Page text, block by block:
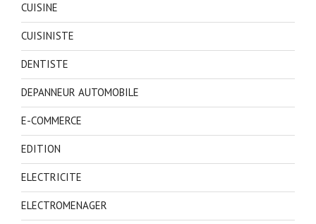
CUISINE
CUISINISTE
DENTISTE
DEPANNEUR AUTOMOBILE
E-COMMERCE
EDITION
ELECTRICITE
ELECTROMENAGER